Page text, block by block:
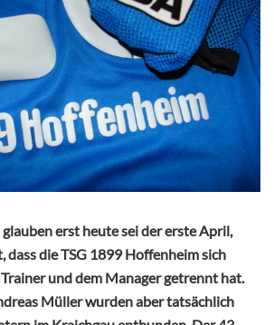
erst heute sei der erste April,
dass die TSG 1899 Hoffenheim sich
und dem Manager getrennt hat.
Müller wurden aber tatsächlich